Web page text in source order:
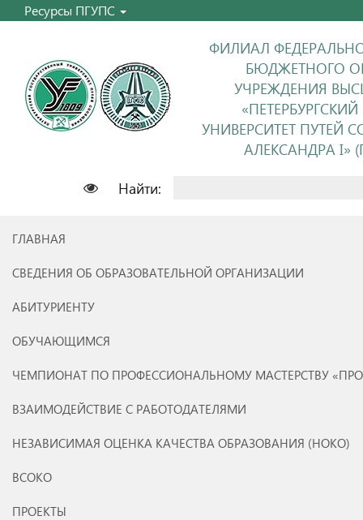
Ресурсы ПГУПС
ФИЛИАЛ
БЮДЖЕТНОГО
УЧРЕЖДЕНИЯ
УНИВЕРСИТЕТ ПУТЕЙ
АЛЕКСАНДРА I»
Найти:
ГЛАВНАЯ
СВЕДЕНИЯ ОБ ОБРАЗОВАТЕЛЬНОЙ ОРГАНИЗАЦИИ
АБИТУРИЕНТУ
ОБУЧАЮЩИМСЯ
ЧЕМПИОНАТ ПО ПРОФЕССИОНАЛЬНОМУ МАСТЕРСТВУ
ВЗАИМОДЕЙСТВИЕ С РАБОТОДАТЕЛЯМИ
НЕЗАВИСИМАЯ ОЦЕНКА КАЧЕСТВА ОБРАЗОВАНИЯ (НОКО)
ВСОКО
ПРОЕКТЫ